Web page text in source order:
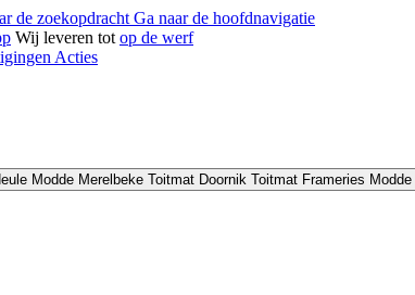
de zoekopdracht Ga naar de hoofdnavigatie
Wij leveren tot op de werf
Acties
Modde Merelbeke Toitmat Doornik Toitmat Frameries